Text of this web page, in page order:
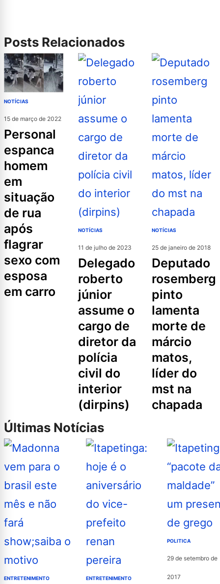
Posts Relacionados
NOTÍCIAS
15 de março de 2022
personal
espanca
homem
em
situação
de rua
após
flagrar
sexo com
esposa
em carro
NOTÍCIAS
11 de julho de 2023
delegado
roberto
júnior
assume o
cargo de
diretor da
polícia
civil do
interior
(dirpins)
NOTÍCIAS
25 de janeiro de 2018
deputado
rosemberg
pinto
lamenta
morte de
márcio
matos,
líder do
mst na
chapada
Últimas Notícias
ENTRETENIMENTO ENTRETENIMENTO
POLITICA
29 de setembro de
2017